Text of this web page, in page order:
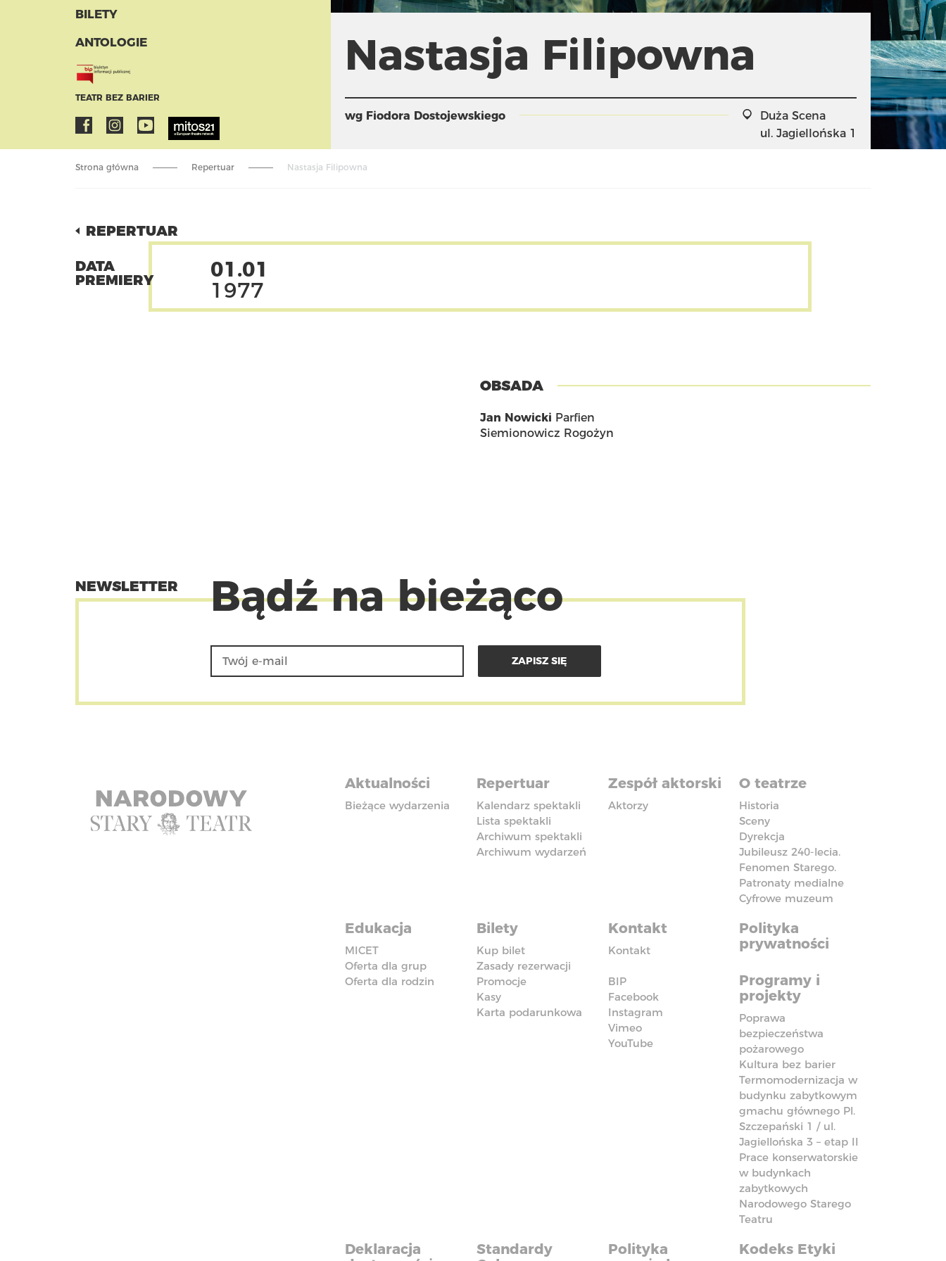
BILETY
ANTOLOGIE
TEATR BEZ BARIER
Nastasja Filipowna
wg Fiodora Dostojewskiego
Duża Scena
ul. Jagiellońska 1
Strona główna Repertuar Nastasja Filipowna
REPERTUAR
DATA
PREMIERY
01.01
1977
OBSADA
Jan Nowicki Parfien
Siemionowicz Rogożyn
NEWSLETTER Bądź na bieżąco
Aktualności
Bieżące wydarzenia
Repertuar
Kalendarz spektakli
Lista spektakli
Archiwum spektakli
Archiwum wydarzeń
Zespół aktorski
Aktorzy
O teatrze
Historia
Sceny
Dyrekcja
Jubileusz 240-lecia.
Fenomen Starego.
Patronaty medialne
Cyfrowe muzeum
Edukacja
MICET
Oferta dla grup
Oferta dla rodzin
Bilety
Kup bilet
Zasady rezerwacji
Promocje
Kasy
Karta podarunkowa
Kontakt
Kontakt
BIP
Facebook
Instagram
Vimeo
YouTube
Polityka
prywatności
Programy i
projekty
Poprawa
bezpieczeństwa
pożarowego
Kultura bez barier
Termomodernizacja w
budynku zabytkowym
gmachu głównego Pl.
Szczepański 1 / ul.
Jagiellońska 3 – etap II
Prace konserwatorskie
w budynkach
zabytkowych
Narodowego Starego
Teatru
Deklaracja
Standardy
Polityka
Kodeks Etyki